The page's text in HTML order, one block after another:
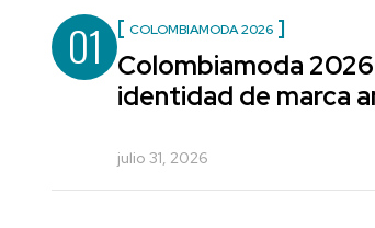
01 COLOMBIAMODA 2026
Colombiamoda
identidad de marca
julio 31, 2026